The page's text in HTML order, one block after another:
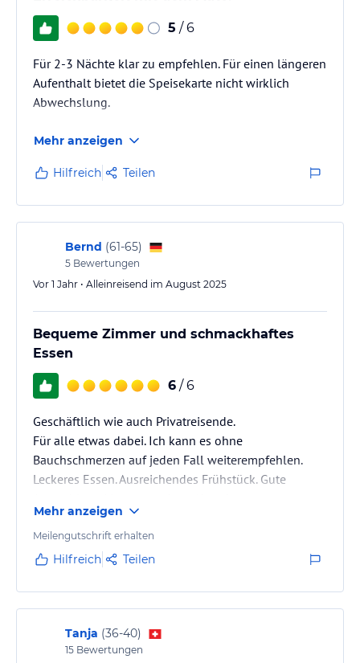
5 / 6
Für 2-3 Nächte klar zu empfehlen. Für einen längeren
Aufenthalt bietet die Speisekarte nicht wirklich
Abwechslung.
Mehr anzeigen
Hilfreich Teilen
Bernd (61-65)
5 Bewertungen
Vor 1 Jahr • Alleinreisend im August 2025
Bequeme Zimmer und schmackhaftes
Essen
6 / 6
Geschäftlich wie auch Privatreisende.
Für alle etwas dabei. Ich kann es ohne
Bauchschmerzen auf jeden Fall weiterempfehlen.
Leckeres Essen. Ausreichendes Frühstück. Gute
Komme gerne wieder
Mehr anzeigen
Meilengutschrift erhalten
Hilfreich Teilen
Tanja (36-40)
15 Bewertungen